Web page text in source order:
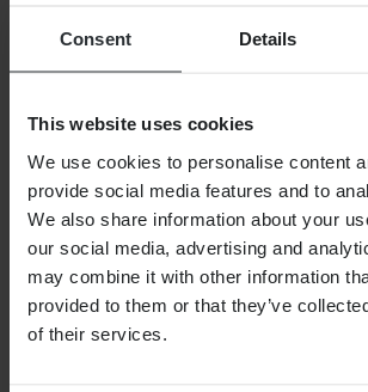
Consent Details
This website uses cookies
We use cookies to personalise content
provide social media features and to
We also share information about your
our social media, advertising and
may combine it with other information
provided to them or that they’ve
of their services.
VERZENDOPTIES